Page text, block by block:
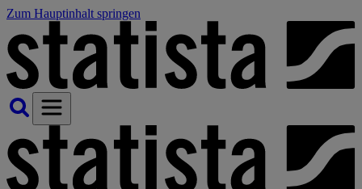
Zum Hauptinhalt springen